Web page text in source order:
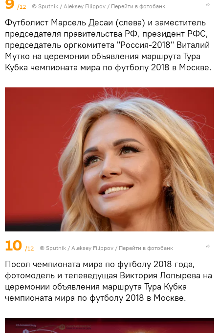
/12 © Sputnik / Aleksey Filippov / Перейти в фотобанк
Футболист Марсель Десаи (слева) и заместитель
председателя правительства РФ, президент РФС,
председатель оргкомитета "Россия-2018" Виталий
Мутко на церемонии объявления маршрута Тура
Кубка чемпионата мира по футболу 2018 в Москве.
10 /12 © Sputnik / Aleksey Filippov / Перейти в фотобанк
Посол чемпионата мира по футболу 2018 года,
фотомодель и телеведущая Виктория Лопырева на
церемонии объявления маршрута Тура Кубка
чемпионата мира по футболу 2018 в Москве.